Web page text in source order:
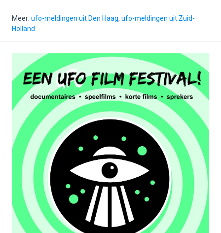
Meer: ufo-meldingen uit Den Haag, ufo-meldingen uit Zuid-
Holland